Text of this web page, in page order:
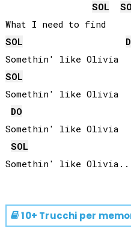
SOL
SOL
Somethin' like Olivia
SOL
Somethin' like Olivia
DO
Somethin' like Olivia
SOL
10+ Trucchi per